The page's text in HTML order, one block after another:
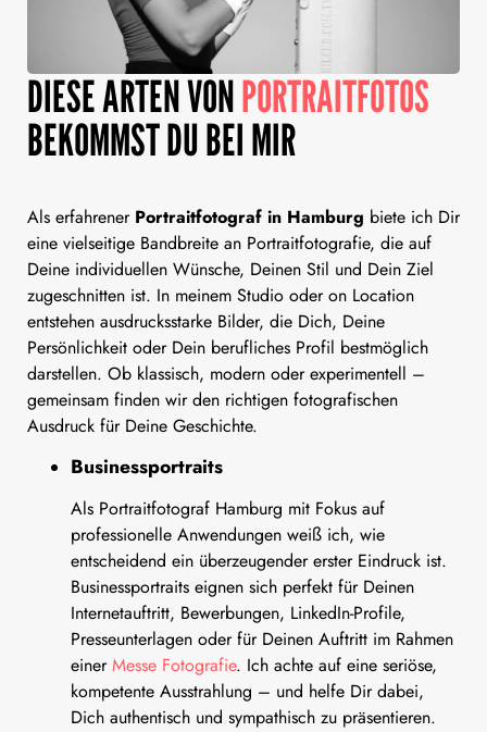
DIESE ARTEN VONPORTRAITFOTOS
BEKOMMST DU BEI MIR
Als erfahrener Portraitfotograf in Hamburg biete ich Dir
eine vielseitige Bandbreite an Portraitfotografie, die auf
Deine individuellen Wünsche, Deinen Stil und Dein Ziel
zugeschnitten ist. In meinem Studio oder on Location
entstehen ausdrucksstarke Bilder, die Dich, Deine
Persönlichkeit oder Dein berufliches Profil bestmöglich
darstellen. Ob klassisch, modern oder experimentell –
gemeinsam finden wir den richtigen fotografischen
Ausdruck für Deine Geschichte.
Businessportraits
Als Portraitfotograf Hamburg mit Fokus auf
professionelle Anwendungen weiß ich, wie
entscheidend ein überzeugender erster Eindruck ist.
Businessportraits eignen sich perfekt für Deinen
Internetauftritt, Bewerbungen, LinkedIn-Profile,
Presseunterlagen oder für Deinen Auftritt im Rahmen
einerMesse Fotografie. Ich achte auf eine seriöse,
kompetente Ausstrahlung – und helfe Dir dabei,
Dich authentisch und sympathisch zu präsentieren.